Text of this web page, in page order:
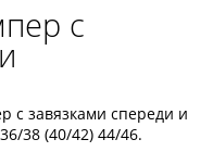
с
с завязками спереди и
38 (40/42) 44/46.